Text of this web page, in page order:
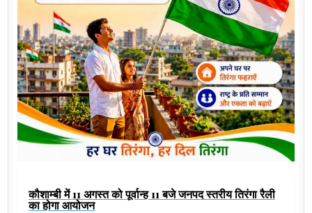
कौशाम्बी में 11 अगस्त को पूर्वान्ह 11 बजे जनपद स्तरीय तिरंगा रैली
का होगा आयोजन